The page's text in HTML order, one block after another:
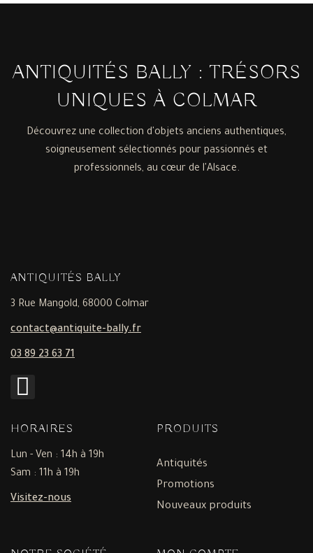
ANTIQUITÉS BALLY : TRÉSORS
UNIQUES À COLMAR
Découvrez une collection d'objets anciens authentiques,
soigneusement sélectionnés pour passionnés et
professionnels, au cœur de l'Alsace.
ANTIQUITÉS BALLY
3 Rue Mangold, 68000 Colmar
contact@antiquite-bally.fr
03 89 23 63 71
HORAIRES
Lun - Ven : 14h à 19h
Sam : 11h à 19h
Visitez-nous
PRODUITS
Antiquités
Promotions
Nouveaux produits